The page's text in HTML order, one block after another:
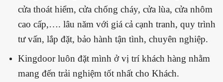
cửa thoát hiểm, cửa chống cháy, cửa lùa, cửa nhôm
cao cấp,…. lâu năm với giá cả cạnh tranh, quy trình
tư vấn, lắp đặt, bảo hành tận tình, chuyên nghiệp.
Kingdoor luôn đặt mình ở vị trí khách hàng nhằm
mang đến trải nghiệm tốt nhất cho Khách.